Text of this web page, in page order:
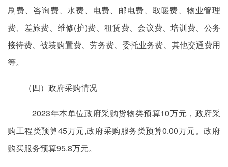
刷费、咨询费、水费、电费、邮电费、取暖费、物业管理
费、差旅费、维修(护)费、租赁费、会议费、培训费、公务
接待费、被装购置费、劳务费、委托业务费、其他交通费用
等。
（四）政府采购情况
2023年本单位政府采购货物类预算10万元，政府采
购工程类预算45万元,政府采购服务类预算0.00万元。政府
购买服务预算95.8万元。